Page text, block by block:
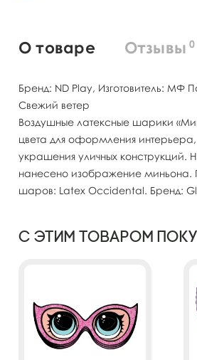
О товаре Отзывы 0
Бренд: ND Play, Изготовитель: МФ
Свежий ветер
Воздушные латексные шарики
цвета для оформления
украшения уличных
нанесено изображение миньона.
шаров: Latex Occidental. Бренд:
С этим товаром